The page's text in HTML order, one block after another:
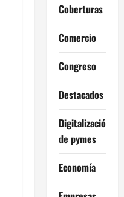
Coberturas
Comercio
Congreso
Destacados
Digitalización
de pymes
Economía